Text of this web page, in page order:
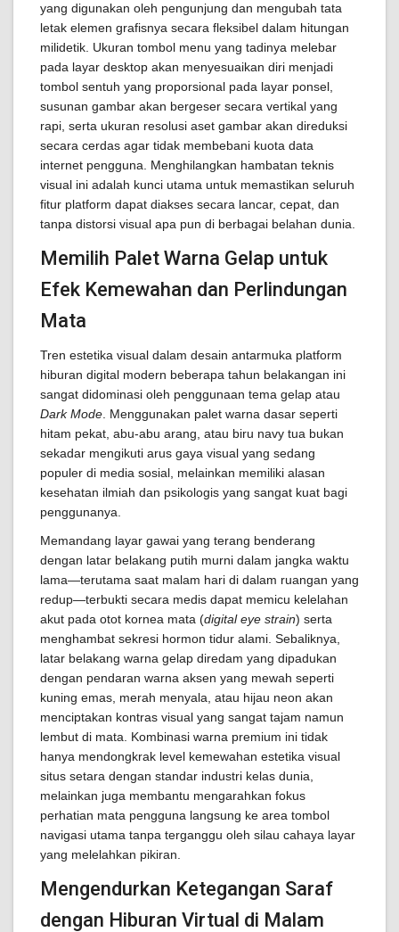
yang digunakan oleh pengunjung dan mengubah tata
letak elemen grafisnya secara fleksibel dalam hitungan
milidetik. Ukuran tombol menu yang tadinya melebar
pada layar desktop akan menyesuaikan diri menjadi
tombol sentuh yang proporsional pada layar ponsel,
susunan gambar akan bergeser secara vertikal yang
rapi, serta ukuran resolusi aset gambar akan direduksi
secara cerdas agar tidak membebani kuota data
internet pengguna. Menghilangkan hambatan teknis
visual ini adalah kunci utama untuk memastikan seluruh
fitur platform dapat diakses secara lancar, cepat, dan
tanpa distorsi visual apa pun di berbagai belahan dunia.
Memilih Palet Warna Gelap untuk
Efek Kemewahan dan Perlindungan
Mata
Tren estetika visual dalam desain antarmuka platform
hiburan digital modern beberapa tahun belakangan ini
sangat didominasi oleh penggunaan tema gelap atau
Dark Mode . Menggunakan palet warna dasar seperti
hitam pekat, abu-abu arang, atau biru navy tua bukan
sekadar mengikuti arus gaya visual yang sedang
populer di media sosial, melainkan memiliki alasan
kesehatan ilmiah dan psikologis yang sangat kuat bagi
penggunanya.
Memandang layar gawai yang terang benderang
dengan latar belakang putih murni dalam jangka waktu
lama—terutama saat malam hari di dalam ruangan yang
redup—terbukti secara medis dapat memicu kelelahan
akut pada otot kornea mata (digital eye strain) serta
menghambat sekresi hormon tidur alami. Sebaliknya,
latar belakang warna gelap diredam yang dipadukan
dengan pendaran warna aksen yang mewah seperti
kuning emas, merah menyala, atau hijau neon akan
menciptakan kontras visual yang sangat tajam namun
lembut di mata. Kombinasi warna premium ini tidak
hanya mendongkrak level kemewahan estetika visual
situs setara dengan standar industri kelas dunia,
melainkan juga membantu mengarahkan fokus
perhatian mata pengguna langsung ke area tombol
navigasi utama tanpa terganggu oleh silau cahaya layar
yang melelahkan pikiran.
Mengendurkan Ketegangan Saraf
dengan Hiburan Virtual di Malam